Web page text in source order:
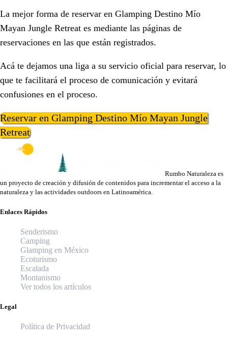
La mejor forma de reservar en Glamping Destino Mío
Mayan Jungle Retreat es mediante las páginas de
reservaciones en las que están registrados.
Acá te dejamos una liga a su servicio oficial para reservar, lo
que te facilitará el proceso de comunicación y evitará
confusiones en el proceso.
Reservar en Glamping Destino Mío Mayan Jungle
Retreat
Rumbo Naturaleza es
un proyecto de creación y difusión de contenidos para incrementar el acceso a la
naturaleza y las actividades outdoors en Latinoamérica.
Enlaces Rápidos
Senderismo
Camping
Glamping en México
Ecoturismo
Escalada
Montanismo
Ver todos los artículos
Legal
Política de Privacidad